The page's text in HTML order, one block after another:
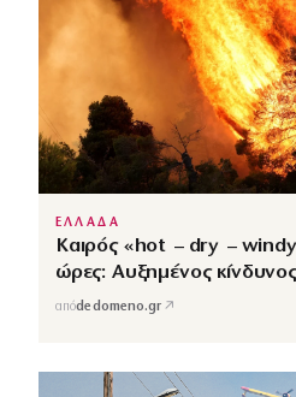
ΕΛΛΑΔΑ
Καιρός «hot – dry –
ώρες: Αυξημένος
απόdedomeno.gr ↗